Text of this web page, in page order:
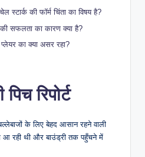
स्टार्क की फॉर्म चिंता का विषय है?
सफलता का कारण क्या है?
का क्या असर रहा?
रिपोर्ट
के लिए बेहद आसान रहने वाली
आ रही थी और बाउंड्री तक पहुँचने में